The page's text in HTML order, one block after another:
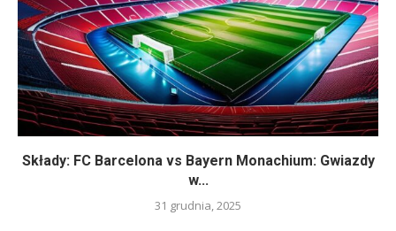
Składy: FC Barcelona vs Bayern Monachium: Gwiazdy
w...
31 grudnia, 2025